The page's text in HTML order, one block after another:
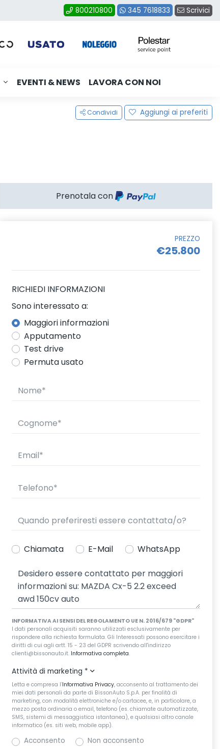
800210800 345 7618833 Scrivici
EVENTI & NEWS LAVORA CON NOI
Condividi Aggiungi ai preferiti
Prenotala con
PREZZO
€25.800
RICHIEDI INFORMAZIONI
Sono interessato a:
Maggiori informazioni
Apputamento
Test drive
Permuta usato
Chiamata E-Mail WhatsApp
INFORMATIVA AI SENSI DEL REGOLAMENTO UE N. 2016/679 "GDPR"
I dati personali acquisiti saranno utilizzati esclusivamente per
rispondere alla richiesta formulata. Gli Interessati possono esercitare i
diritti di cui agli artt. 15 - 23 del GDPR scrivendo all'indirizzo
clienti@bissonauto.it. Informativa completa.
Attività di marketing *
Letta e compresa l’Informativa Privacy, acconsento al trattamento dei
miei dati personali da parte di BissonAuto S.p.A. per finalità di
marketing, con modalità elettroniche e/o cartacee, e, in particolare, a
mezzo posta ordinaria o email, telefono (es. chiamate automatizzate,
SMS, sistemi di messaggistica istantanea), e qualsiasi altro canale
informatico (es. siti web, mobile app).
Acconsento Non acconsento